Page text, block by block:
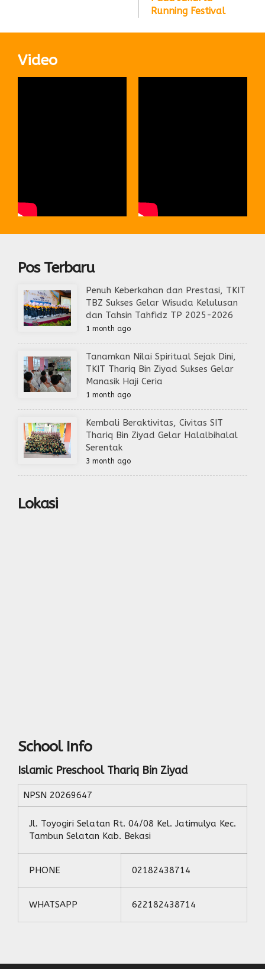
Running Festival
Video
Pos Terbaru
Penuh Keberkahan dan Prestasi, TKIT
TBZ Sukses Gelar Wisuda Kelulusan
dan Tahsin Tahfidz TP 2025-2026
1 month ago
Tanamkan Nilai Spiritual Sejak Dini,
TKIT Thariq Bin Ziyad Sukses Gelar
Manasik Haji Ceria
1 month ago
Kembali Beraktivitas, Civitas SIT
Thariq Bin Ziyad Gelar Halalbihalal
Serentak
3 month ago
Lokasi
School Info
Islamic Preschool Thariq Bin Ziyad
NPSN 20269647
Jl. Toyogiri Selatan Rt. 04/08 Kel. Jatimulya Kec.
Tambun Selatan Kab. Bekasi
PHONE 02182438714
WHATSAPP 622182438714